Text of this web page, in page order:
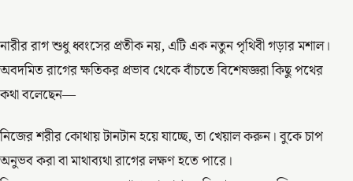
নারীর রাগ শুধু ধ্বংসের প্রতীক নয়, এটি এক নতুন পৃথিবী গড়ার মশাল।
অবদমিত রাগের ক্ষতিকর প্রভাব থেকে বাঁচতে বিশেষজ্ঞরা কিছু পথের
কথা বলেছেন—
নিজের শরীর কোথায় টানটান হয়ে যাচ্ছে, তা খেয়াল করুন। বুকে চাপ
অনুভব করা বা মাথাব্যথা রাগের লক্ষণ হতে পারে।